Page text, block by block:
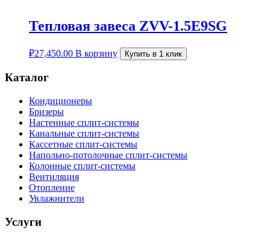
Тепловая завеса ZVV-1.5E9SG
₽27,450.00 В корзину Купить в 1 клик
Каталог
Кондиционеры
Бризеры
Настенные сплит-системы
Канальные сплит-системы
Кассетные сплит-системы
Напольно-потолочные сплит-системы
Колонные сплит-системы
Вентиляция
Отопление
Увлажнители
Услуги